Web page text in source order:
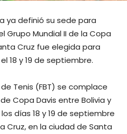
ya definió su sede para
Grupo Mundial II de la Copa
Cruz fue elegida para
18 y 19 de septiembre.
Tenis (FBT) se complace
Copa Davis entre Bolivia y
días 18 y 19 de septiembre
Cruz, en la ciudad de Santa